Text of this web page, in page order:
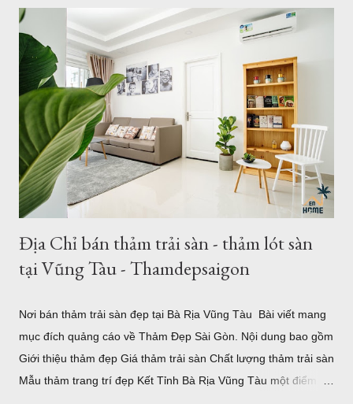
khổ lớn - Bảo hành - Giao hàng .... Địa chỉ bán thảm lót sàn
khổ lớn tại HCM và Hà Nội Coupons trong tháng của Thảm
Đẹp 1. Giới thiệu về thảm khổ 2,5m - 3,4m 2,6m - 3,6m Là đơn
vị cung cấp thảm trải sàn - thảm trang trí nhà tại Hồ Chí Minh
và Hà Nội, chung tôi luôn phục vụ tối đa nhu cầu của khách
hàng, với nhu cầu trải sàn khổ lớn ơ Việt Nam, chúng tôi đã
nhập về nhiều mẫu thảm kích thước lớn từ 2m, 2,4m 2,5m 2,m
chiều ngang - chiều dài từ 3m - 3,5m. Hoặc b...
Địa Chỉ bán thảm trải sàn - thảm lót sàn
tại Vũng Tàu - Thamdepsaigon
Nơi bán thảm trải sàn đẹp tại Bà Rịa Vũng Tàu Bài viết mang
mục đích quảng cáo về Thảm Đẹp Sài Gòn. Nội dung bao gồm
Giới thiệu thảm đẹp Giá thảm trải sàn Chất lượng thảm trải sàn
Mẫu thảm trang trí đẹp Kết Tỉnh Bà Rịa Vũng Tàu một điểm